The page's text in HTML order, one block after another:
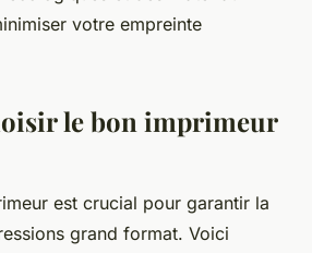
votre empreinte
le bon imprimeur
est crucial pour garantir la
grand format. Voici